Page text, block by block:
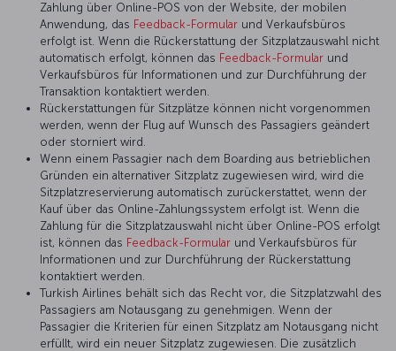
Zahlung über Online-POS von der Website, der mobilen
Anwendung, das Feedback-Formular und Verkaufsbüros
erfolgt ist. Wenn die Rückerstattung der Sitzplatzauswahl nicht
automatisch erfolgt, können das Feedback-Formular und
Verkaufsbüros für Informationen und zur Durchführung der
Transaktion kontaktiert werden.
Rückerstattungen für Sitzplätze können nicht vorgenommen
werden, wenn der Flug auf Wunsch des Passagiers geändert
oder storniert wird.
Wenn einem Passagier nach dem Boarding aus betrieblichen
Gründen ein alternativer Sitzplatz zugewiesen wird, wird die
Sitzplatzreservierung automatisch zurückerstattet, wenn der
Kauf über das Online-Zahlungssystem erfolgt ist. Wenn die
Zahlung für die Sitzplatzauswahl nicht über Online-POS erfolgt
ist, können das Feedback-Formular und Verkaufsbüros für
Informationen und zur Durchführung der Rückerstattung
kontaktiert werden.
Turkish Airlines behält sich das Recht vor, die Sitzplatzwahl des
Passagiers am Notausgang zu genehmigen. Wenn der
Passagier die Kriterien für einen Sitzplatz am Notausgang nicht
erfüllt, wird ein neuer Sitzplatz zugewiesen. Die zusätzlich